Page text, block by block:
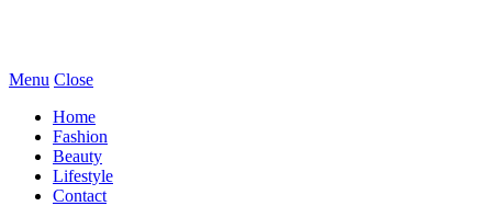
Menu Close
Home
Fashion
Beauty
Lifestyle
Contact